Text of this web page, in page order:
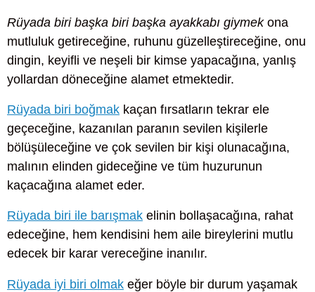
Rüyada biri başka biri başka ayakkabı giymekona
mutluluk getireceğine, ruhunu güzelleştireceğine, onu
dingin, keyifli ve neşeli bir kimse yapacağına, yanlış
yollardan döneceğine alamet etmektedir.
Rüyada biri boğmak kaçan fırsatların tekrar ele
geçeceğine, kazanılan paranın sevilen kişilerle
bölüşüleceğine ve çok sevilen bir kişi olunacağına,
malının elinden gideceğine ve tüm huzurunun
kaçacağına alamet eder.
Rüyada biri ile barışmak elinin bollaşacağına, rahat
edeceğine, hem kendisini hem aile bireylerini mutlu
edecek bir karar vereceğine inanılır.
Rüyada iyi biri olmak eğer böyle bir durum yaşamak